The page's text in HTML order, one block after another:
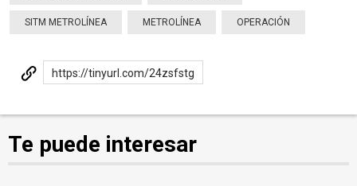
SITM METROLÍNEA METROLÍNEA OPERACIÓN
https://tinyurl.com/24zsfstg
Te puede interesar